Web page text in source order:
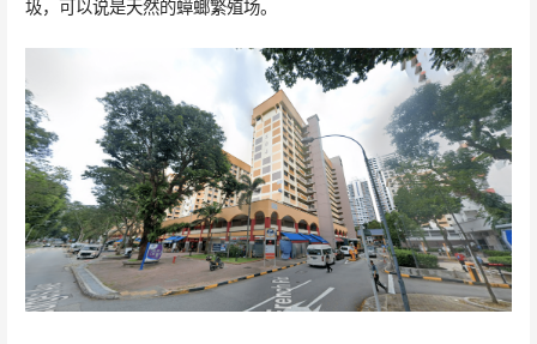
圾，可以说是天然的蟑螂繁殖场。